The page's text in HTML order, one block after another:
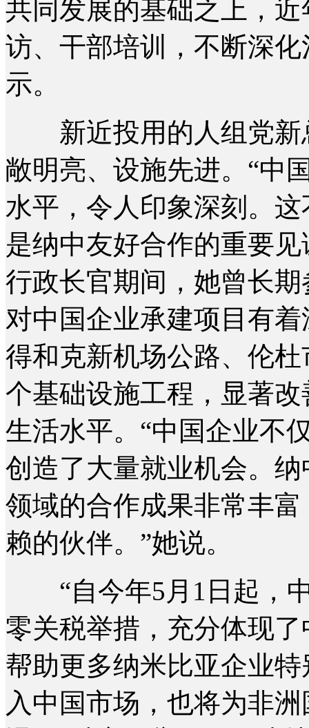
共同发展的基础之上，
访、干部培训，不断深
示。
新近投用的人组党新
敞明亮、设施先进。“中
水平，令人印象深刻。
是纳中友好合作的重要
行政长官期间，她曾长
对中国企业承建项目有
得和克新机场公路、伦
个基础设施工程，显著
生活水平。“中国企业不
创造了大量就业机会。
领域的合作成果非常丰
赖的伙伴。”她说。
“自今年5月1日起，中
零关税举措，充分体现
帮助更多纳米比亚企业
入中国市场，也将为非